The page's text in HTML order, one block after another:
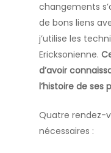
changements
de bons liens
j’utilise les
Ericksonienne.
d’avoir
l’histoire de ses
Quatre rendez-
nécessaires :